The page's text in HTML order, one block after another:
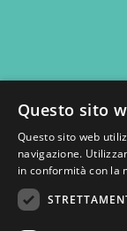
Questo sito
Questo sito web
navigazione.
in conformità con la